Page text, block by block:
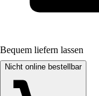
Bequem liefern lassen
Nicht online bestellbar